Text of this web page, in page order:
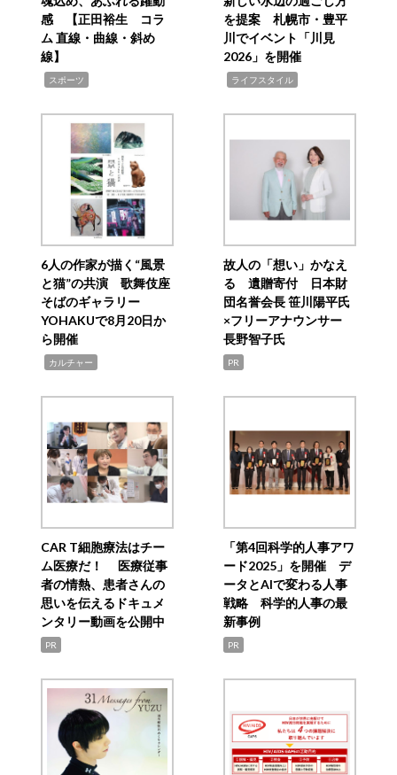
感 【正田裕生 コラ
ム 直線・曲線・斜め
線】
スポーツ
を提案 札幌市・豊平
川でイベント「川見
2026」を開催
ライフスタイル
6人の作家が描く“風景
と猫”の共演 歌舞伎座
そばのギャラリー
YOHAKUで8月20日か
ら開催
カルチャー
故人の「想い」かなえ
る 遺贈寄付 日本財
団名誉会長 笹川陽平氏
×フリーアナウンサー
長野智子氏
PR
CAR T細胞療法はチー
ム医療だ！ 医療従事
者の情熱、患者さんの
思いを伝えるドキュメ
ンタリー動画を公開中
PR
「第4回科学的人事アワ
ード2025」を開催 デ
ータとAIで変わる人事
戦略 科学的人事の最
新事例
PR